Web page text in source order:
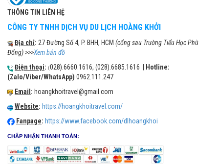
THÔNG TIN LIÊN HỆ
CÔNG TY TNHH DỊCH VỤ DU LỊCH HOÀNG KHỞI
Địa chỉ: 27 Đường Số 4, P. BHH, HCM (cổng sau Trường Tiểu Học Phù
Đổng) >>>Xem bản đồ
Điện thoại: (028).6660.1616, (028).6685.1616 |
Hotline:
(Zalo/Viber/WhatsApp) 0962.111.247
Email : hoangkhoitravel@gmail.com
Website: https://hoangkhoitravel.com/
Fanpage: https://www.facebook.com/dlhoangkhoi
CHẤP NHẬN THANH TOÁN: